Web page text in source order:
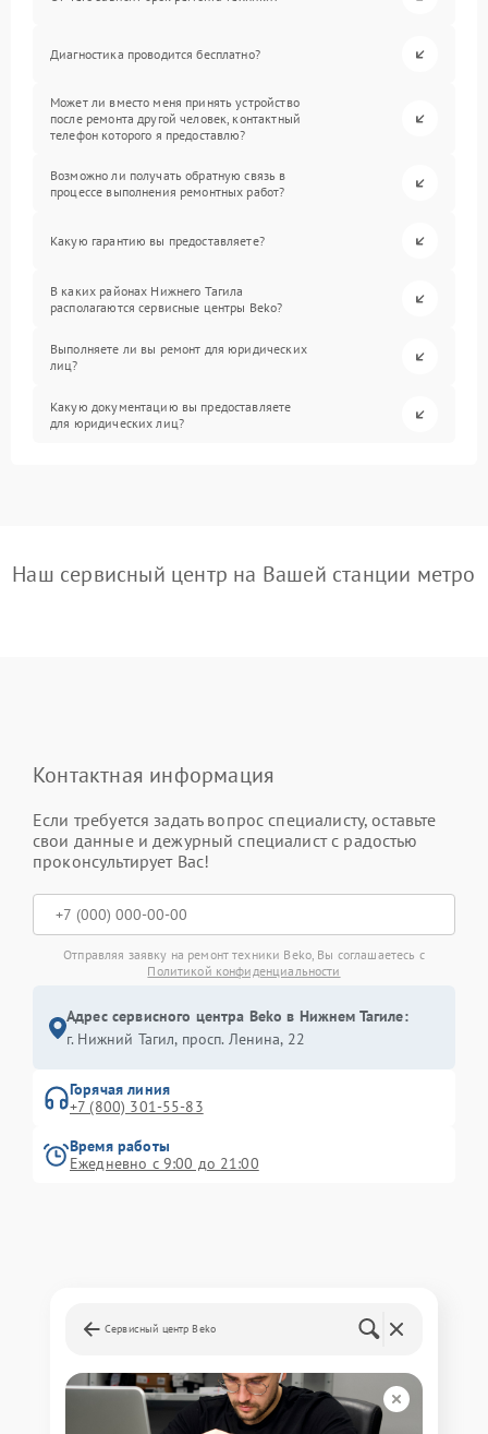
Диагностика проводится бесплатно?
Может ли вместо меня принять устройство
после ремонта другой человек, контактный
телефон которого я предоставлю?
Возможно ли получать обратную связь в
процессе выполнения ремонтных работ?
Какую гарантию вы предоставляете?
В каких районах Нижнего Тагила
располагаются сервисные центры Beko?
Выполняете ли вы ремонт для юридических
лиц?
Какую документацию вы предоставляете
для юридических лиц?
Наш сервисный центр на Вашей станции метро
Контактная информация
Если требуется задать вопрос специалисту, оставьте
свои данные и дежурный специалист с радостью
проконсультирует Вас!
Отправляя заявку на ремонт техники Beko, Вы соглашаетесь с
Политикой конфиденциальности
Адрес сервисного центра Beko в Нижнем Тагиле:
г. Нижний Тагил, просп. Ленина, 22
Горячая линия
+7 (800) 301-55-83
Время работы
Ежедневно с 9:00 до 21:00
Сервисный центр Beko